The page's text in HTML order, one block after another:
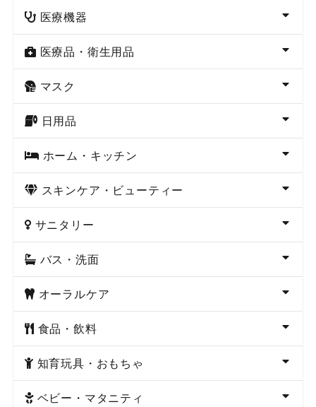
医療機器
医療品・衛生用品
マスク
日用品
ホーム・キッチン
スキンケア・ビューティー
サニタリー
バス・洗面
オーラルケア
食品・飲料
知育玩具・おもちゃ
ベビー・マタニティ